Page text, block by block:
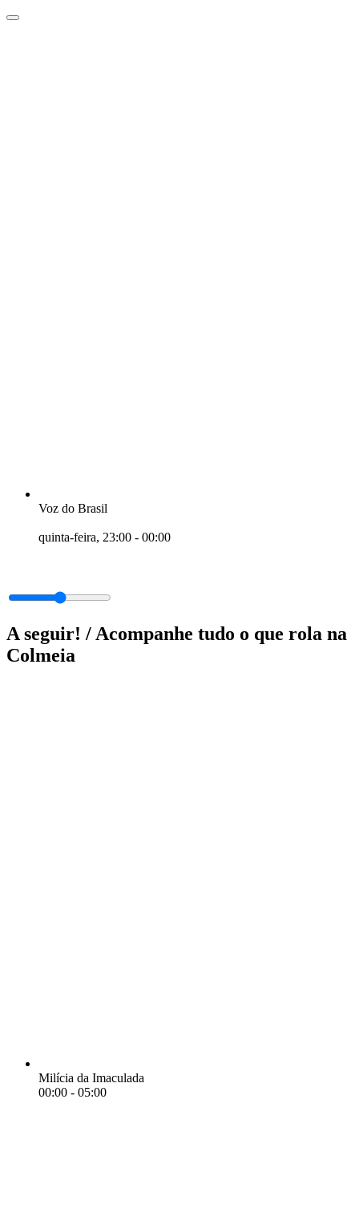
Voz do Brasil
quinta-feira, 23:00 - 00:00
A seguir! / Acompanhe tudo o que rola na
Colmeia
Milícia da Imaculada
00:00 - 05:00